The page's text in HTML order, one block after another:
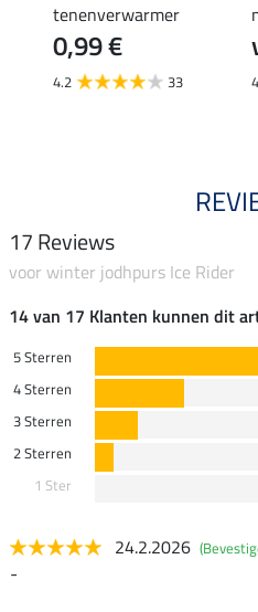
tenenverwarmer
0,99 €
4.2 33
17 Reviews
voor winter jodhpurs Ice Rider
14 van 17 Klanten kunnen dit
5 Sterren
4 Sterren
3 Sterren
2 Sterren
1 Ster
24.2.2026
-